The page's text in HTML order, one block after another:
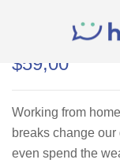
$59,00
Working from
breaks change
even spend the